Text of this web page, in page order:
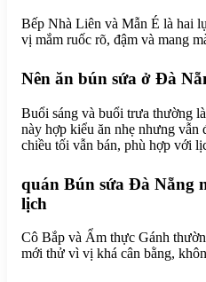
Bếp Nhà Liên và Mẫn É là hai
vị mắm ruốc rõ, đậm và mang
Nên ăn bún sứa ở Đà
Buổi sáng và buổi trưa thường
này hợp kiểu ăn nhẹ nhưng vẫn
chiều tối vẫn bán, phù hợp với
quán Bún sứa Đà Nẵng
lịch
Cô Bắp và Ẩm thực Gánh
mới thử vì vị khá cân bằng,